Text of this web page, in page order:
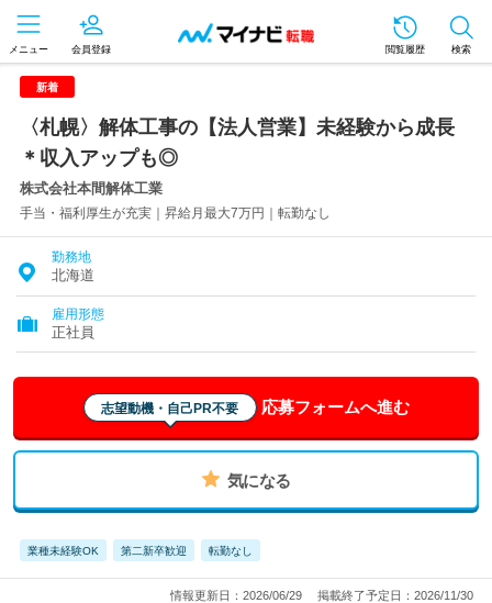
メニュー 会員登録 閲覧履歴 検索
新着
〈札幌〉解体工事の【法人営業】未経験から成長
＊収入アップも◎
株式会社本間解体工業
手当・福利厚生が充実｜昇給月最大7万円｜転勤なし
勤務地
北海道
雇用形態
正社員
志望動機・自己PR不要 応募フォームへ進む
気になる
業種未経験OK 第二新卒歓迎 転勤なし
情報更新日：2026/06/29 掲載終了予定日：2026/11/30